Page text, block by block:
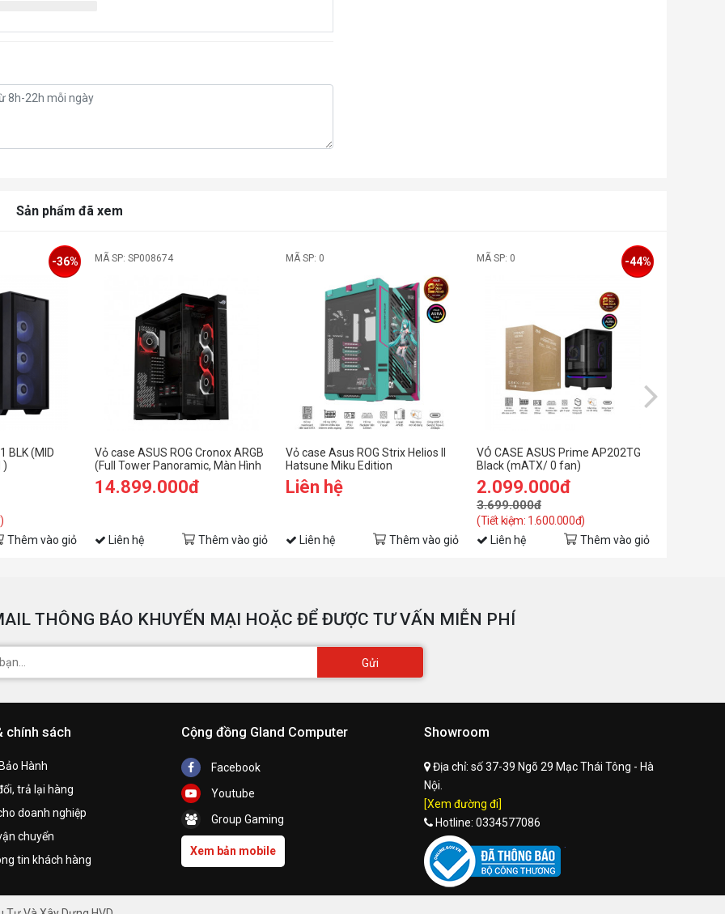
Sản phẩm đã xem
BLK (MID
)
-36%
Thêm vào giỏ
MÃ SP: SP008674
Vỏ case ASUS ROG Cronox ARGB
(Full Tower Panoramic, Màn Hình
LCD 9.2 Inch)
14.899.000đ
Liên hệ Thêm vào giỏ
MÃ SP: 0
Vỏ case Asus ROG Strix Helios II
Hatsune Miku Edition
Liên hệ
Liên hệ Thêm vào giỏ
MÃ SP: 0
VỎ CASE ASUS Prime AP202TG
Black (mATX/ 0 fan)
2.099.000đ
3.699.000đ
(Tiết kiệm: 1.600.000đ)
-44%
Liên hệ Thêm vào giỏ
THÔNG BÁO KHUYẾN MẠI HOẶC ĐỂ ĐƯỢC TƯ VẤN MIỄN PHÍ
Gửi
chính sách
Hành
trả lại hàng
doanh nghiệp
chuyển
tin khách hàng
Cộng đồng Gland Computer
Facebook
Youtube
Group Gaming
Xem bản mobile
Showroom
Địa chỉ: số 37-39 Ngõ 29 Mạc Thái Tông - Hà
Nội.
[Xem đường đi]
Hotline: 0334577086